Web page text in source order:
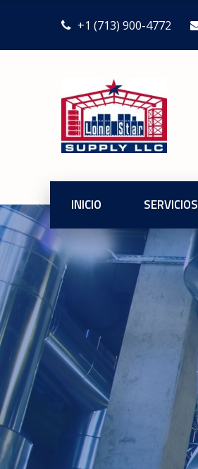
+1 (713) 900-4772
INICIO SERVICIOS